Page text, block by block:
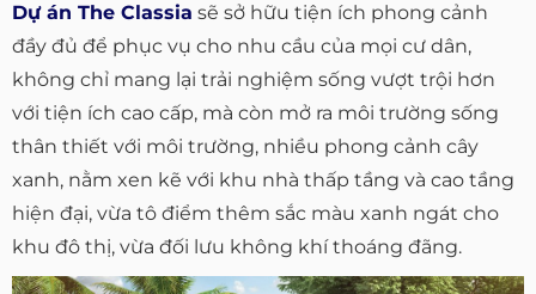
Dự án The Classia sẽ sở hữu tiện ích phong cảnh
đầy đủ để phục vụ cho nhu cầu của mọi cư dân,
không chỉ mang lại trải nghiệm sống vượt trội hơn
với tiện ích cao cấp, mà còn mở ra môi trường sống
thân thiết với môi trường, nhiều phong cảnh cây
xanh, nằm xen kẽ với khu nhà thấp tầng và cao tầng
hiện đại, vừa tô điểm thêm sắc màu xanh ngát cho
khu đô thị, vừa đối lưu không khí thoáng đãng.